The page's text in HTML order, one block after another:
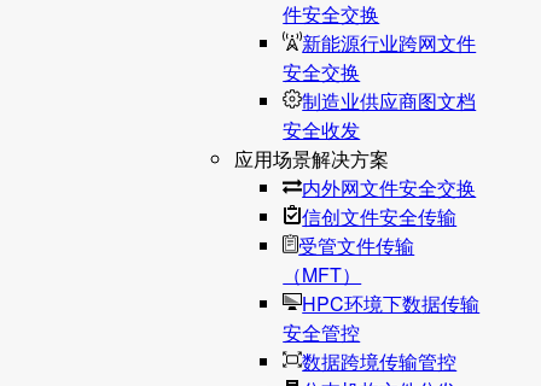
件安全交换
新能源行业跨网文件
安全交换
制造业供应商图文档
安全收发
应用场景解决方案
内外网文件安全交换
信创文件安全传输
受管文件传输
（MFT）
HPC环境下数据传输
安全管控
数据跨境传输管控